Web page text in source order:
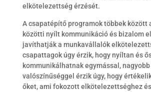
elkötelezettség érzését.
A csapatépítő programok többek között
közötti nyílt kommunikáció és bizalom
javíthatják a munkavállalók
csapattagok úgy érzik, hogy nyíltan és
kommunikálhatnak egymással, nagyobb
valószínűséggel érzik úgy, hogy
őket, ami fokozott elkötelezettséghez